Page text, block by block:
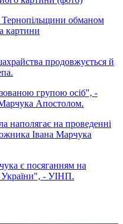
Тернопільщини обманом
картини
продовжується й
групою осіб", -
Апостолом.
наполягає на проведенні
Івана Марчука
є посяганням на
України", - УІНП.